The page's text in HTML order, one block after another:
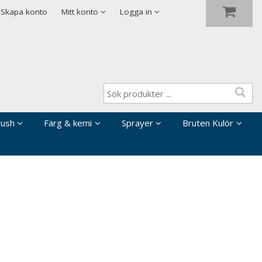
Skapa konto Mitt konto Logga in
Färg & kemi Sprayer
Bruten Kulör